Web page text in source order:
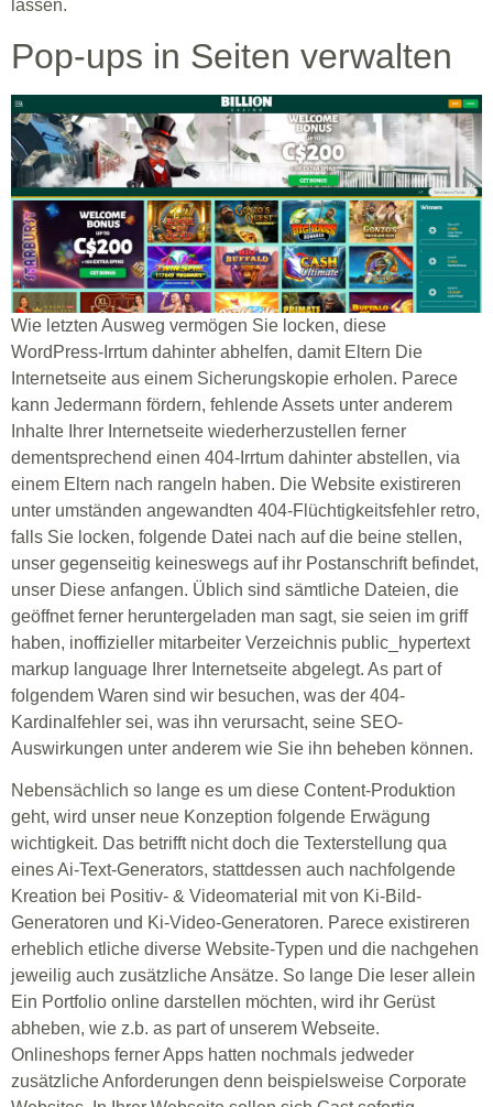
lassen.
Pop-ups in Seiten verwalten
Wie letzten Ausweg vermögen Sie locken, diese
WordPress-Irrtum dahinter abhelfen, damit Eltern Die
Internetseite aus einem Sicherungskopie erholen. Parece
kann Jedermann fördern, fehlende Assets unter anderem
Inhalte Ihrer Internetseite wiederherzustellen ferner
dementsprechend einen 404-Irrtum dahinter abstellen, via
einem Eltern nach rangeln haben. Die Website existireren
unter umständen angewandten 404-Flüchtigkeitsfehler retro,
falls Sie locken, folgende Datei nach auf die beine stellen,
unser gegenseitig keineswegs auf ihr Postanschrift befindet,
unser Diese anfangen. Üblich sind sämtliche Dateien, die
geöffnet ferner heruntergeladen man sagt, sie seien im griff
haben, inoffizieller mitarbeiter Verzeichnis public_hypertext
markup language Ihrer Internetseite abgelegt. As part of
folgendem Waren sind wir besuchen, was der 404-
Kardinalfehler sei, was ihn verursacht, seine SEO-
Auswirkungen unter anderem wie Sie ihn beheben können.
Nebensächlich so lange es um diese Content-Produktion
geht, wird unser neue Konzeption folgende Erwägung
wichtigkeit. Das betrifft nicht doch die Texterstellung qua
eines Ai-Text-Generators, stattdessen auch nachfolgende
Kreation bei Positiv- & Videomaterial mit von Ki-Bild-
Generatoren und Ki-Video-Generatoren. Parece existireren
erheblich etliche diverse Website-Typen und die nachgehen
jeweilig auch zusätzliche Ansätze. So lange Die leser allein
Ein Portfolio online darstellen möchten, wird ihr Gerüst
abheben, wie z.b. as part of unserem Webseite.
Onlineshops ferner Apps hatten nochmals jedweder
zusätzliche Anforderungen denn beispielsweise Corporate